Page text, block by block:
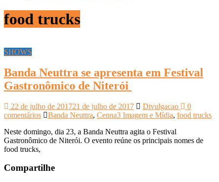
food trucks
SHOWS
Banda Neuttra se apresenta em Festival
Gastronômico de Niterói
22 de julho de 201721 de julho de 2017 Divulgacao
0
comentários
Banda Neuttra, Cenna3 Imagem e Mídia, food trucks
Neste domingo, dia 23, a Banda Neuttra agita o Festival
Gastronômico de Niterói. O evento reúne os principais nomes de
food trucks,
Compartilhe